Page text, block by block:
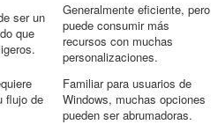
ser un
que
Generalmente eficiente, pero
puede consumir más
recursos con muchas
personalizaciones.
flujo de
Familiar para usuarios de
Windows, muchas opciones
pueden ser abrumadoras.